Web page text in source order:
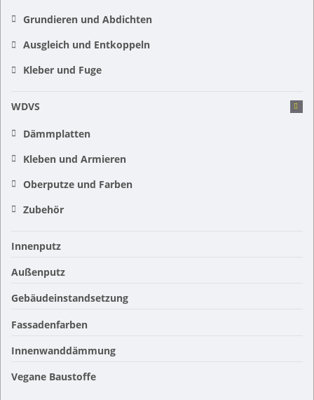
Grundieren und Abdichten
Ausgleich und Entkoppeln
Kleber und Fuge
WDVS
Dämmplatten
Kleben und Armieren
Oberputze und Farben
Zubehör
Innenputz
Außenputz
Gebäudeinstandsetzung
Fassadenfarben
Innenwanddämmung
Vegane Baustoffe